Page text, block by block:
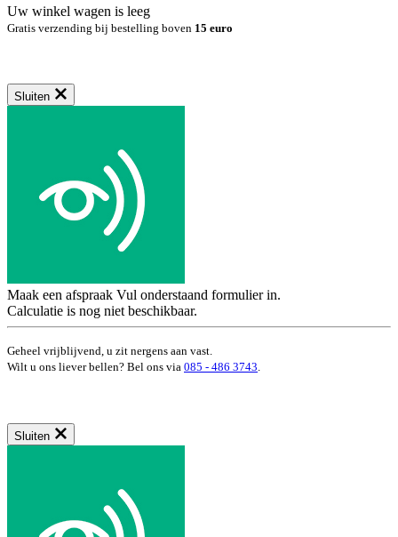
Uw winkel wagen is leeg
Gratis verzending bij bestelling boven 15 euro
Sluiten
Maak een afspraak Vul onderstaand formulier in.
Calculatie is nog niet beschikbaar.
Geheel vrijblijvend, u zit nergens aan vast.
Wilt u ons liever bellen? Bel ons via 085 - 486 3743.
Sluiten